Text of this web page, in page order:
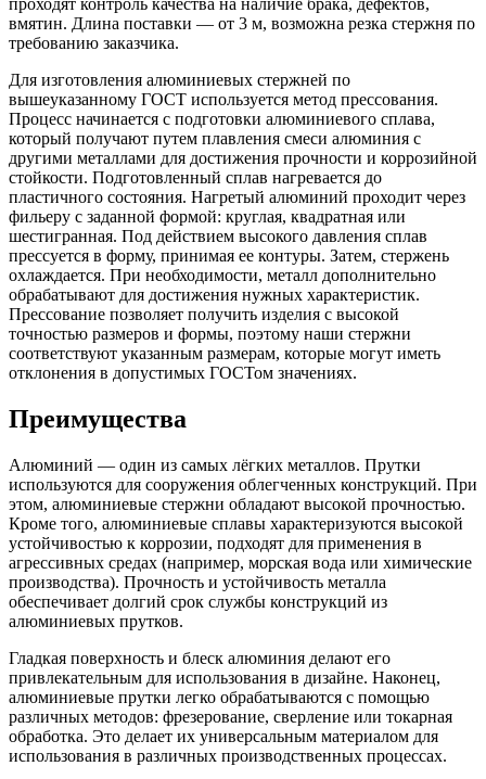
вмятин. Длина поставки — от 3 м, возможна резка стержня по
требованию заказчика.
Для изготовления алюминиевых стержней по
вышеуказанному ГОСТ используется метод прессования.
Процесс начинается с подготовки алюминиевого сплава,
который получают путем плавления смеси алюминия с
другими металлами для достижения прочности и коррозийной
стойкости. Подготовленный сплав нагревается до
пластичного состояния. Нагретый алюминий проходит через
фильеру с заданной формой: круглая, квадратная или
шестигранная. Под действием высокого давления сплав
прессуется в форму, принимая ее контуры. Затем, стержень
охлаждается. При необходимости, металл дополнительно
обрабатывают для достижения нужных характеристик.
Прессование позволяет получить изделия с высокой
точностью размеров и формы, поэтому наши стержни
соответствуют указанным размерам, которые могут иметь
отклонения в допустимых ГОСТом значениях.
Преимущества
Алюминий — один из самых лёгких металлов. Прутки
используются для сооружения облегченных конструкций. При
этом, алюминиевые стержни обладают высокой прочностью.
Кроме того, алюминиевые сплавы характеризуются высокой
устойчивостью к коррозии, подходят для применения в
агрессивных средах (например, морская вода или химические
производства). Прочность и устойчивость металла
обеспечивает долгий срок службы конструкций из
алюминиевых прутков.
Гладкая поверхность и блеск алюминия делают его
привлекательным для использования в дизайне. Наконец,
алюминиевые прутки легко обрабатываются с помощью
различных методов: фрезерование, сверление или токарная
обработка. Это делает их универсальным материалом для
использования в различных производственных процессах.